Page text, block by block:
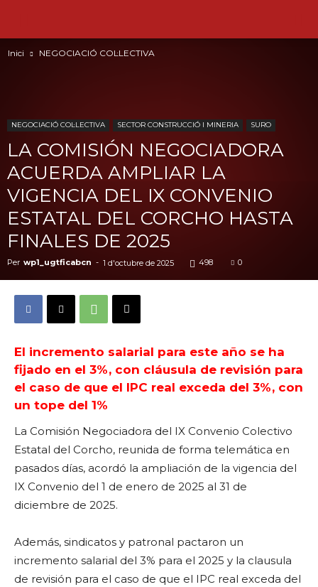
Inici NEGOCIACIÓ COL·LECTIVA
NEGOCIACIÓ COL·LECTIVA SECTOR CONSTRUCCIÓ I MINERIA SURO
LA COMISIÓN NEGOCIADORA
ACUERDA AMPLIAR LA
VIGENCIA DEL IX CONVENIO
ESTATAL DEL CORCHO HASTA
FINALES DE 2025
Per wp1_ugtficabcn - 1 d'octubre de 2025 498 0
El incremento salarial para este año se ha
fijado en el 3%, con cláusula de revisión para
el caso de que el IPC real exceda del 3%, con
un tope del 1%
La Comisión Negociadora del IX Convenio Colectivo
Estatal del Corcho, reunida de forma telemática en
pasados días, acordó la ampliación de la vigencia del
IX Convenio del 1 de enero de 2025 al 31 de
diciembre de 2025.
Además, sindicatos y patronal pactaron un
incremento salarial del 3% para el 2025 y la clausula
de revisión para el caso de que el IPC real exceda del